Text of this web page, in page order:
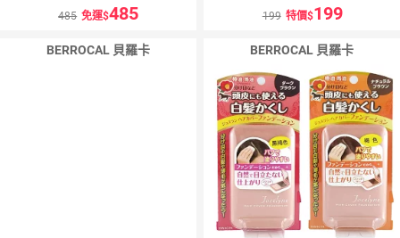
485 免運 485 199 特價 199
BERROCAL 貝羅卡 BERROCAL 貝羅卡